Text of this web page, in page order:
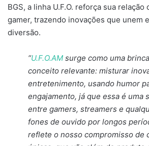
BGS, a linha U.F.O. reforça sua relação
gamer, trazendo inovações que unem
diversão.
“U.F.O.AM surge como uma
conceito relevante: misturar
entretenimento, usando humor
engajamento, já que essa é uma
entre gamers, streamers e
fones de ouvido por longos
reflete o nosso compromisso de